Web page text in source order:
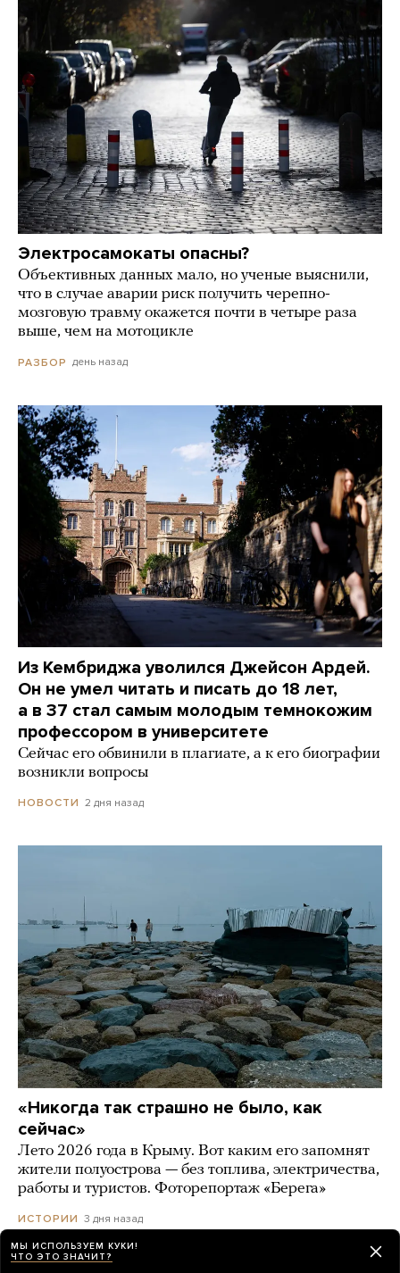
Электросамокаты опасны?
Объективных данных мало, но ученые выяснили,
что в случае аварии риск получить черепно-
мозговую травму окажется почти в четыре раза
выше, чем на мотоцикле
РАЗБОР день назад
Из Кембриджа уволился Джейсон Ардей.
Он не умел читать и писать до 18 лет,
а в 37 стал самым молодым темнокожим
профессором в университете
Сейчас его обвинили в плагиате, а к его биографии
возникли вопросы
НОВОСТИ 2 дня назад
«Никогда так страшно не было, как
сейчас»
Лето 2026 года в Крыму. Вот каким его запомнят
жители полуострова — без топлива, электричества,
работы и туристов. Фоторепортаж «Берега»
ИСТОРИИ 3 дня назад
МЫ ИСПОЛЬЗУЕМ КУКИ!
ЧТО ЭТО ЗНАЧИТ?